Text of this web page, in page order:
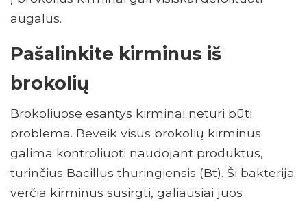
augalus.
Pašalinkite kirminus iš
brokolių
Brokoliuose esantys kirminai neturi būti
problema. Beveik visus brokolių kirminus
galima kontroliuoti naudojant produktus,
turinčius Bacillus thuringiensis (Bt). Ši bakterija
verčia kirminus susirgti, galiausiai juos